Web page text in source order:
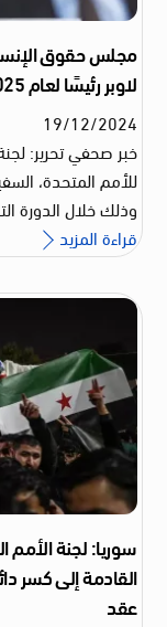
مجلس حقوق
لاوبر رئيسًا لعام 2025
19/12/2024
خبر صحفي تحرير:
وذلك خلال الدورة
قراءة المزيد
سوريا: لجنة الأمم
القادمة إلى كسر
عقد